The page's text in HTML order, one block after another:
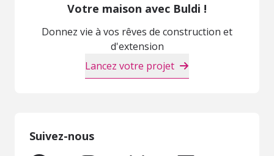
Votre maison avec Buldi !
Donnez vie à vos rêves de construction et
d'extension
Lancez votre projet
Suivez-nous